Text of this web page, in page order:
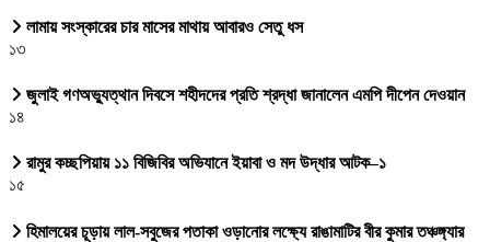
লামায় সংস্কারের চার মাসের মাথায় আবারও সেতু ধস
১৩
জুলাই গণঅভ্যুত্থান দিবসে শহীদদের প্রতি শ্রদ্ধা জানালেন এমপি দীপেন দেওয়ান
১৪
রামুর কচ্ছপিয়ায় ১১ বিজিবির অভিযানে ইয়াবা ও মদ উদ্ধার আটক–১
১৫
হিমালয়ের চূড়ায় লাল-সবুজের পতাকা ওড়ানোর লক্ষ্যে রাঙামাটির বীর কুমার তঞ্চঙ্গ্যার